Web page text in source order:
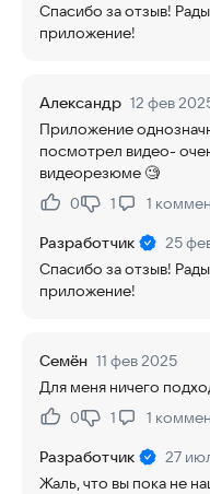
Спасибо за отзыв!
приложение!
Александр 12 фев
Приложение
посмотрел видео-
видеорезюме 🧐
Нравится:
0Не нравится:
1 1
Разработчик
25
Спасибо за отзыв!
приложение!
Семён 11 фев 2025
Для меня ничего
Нравится:
0Не нравится:
1 1
Разработчик
27
Жаль, что вы пока не